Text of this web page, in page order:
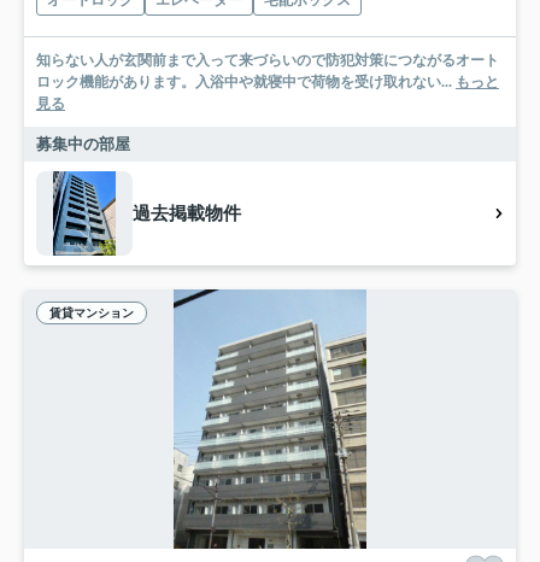
知らない人が玄関前まで入って来づらいので防犯対策につながるオート
ロック機能があります。入浴中や就寝中で荷物を受け取れない... もっと
見る
募集中の部屋
過去掲載物件
賃貸マンション